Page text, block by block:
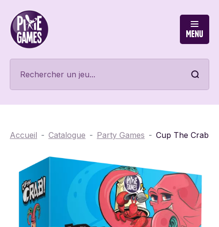
Menu
Accueil Catalogue Party Games Cup The Crab